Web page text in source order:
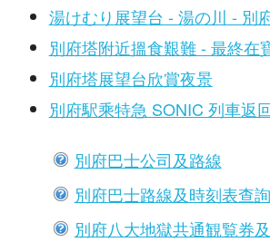
湯けむり展望台 - 湯の川 - 別
別府塔附近搵食艱難 - 最終在
別府塔展望台欣賞夜景
別府駅乘特急 SONIC 列車返
別府巴士公司及路線
別府巴士路線及時刻表查詢
別府八大地獄共通観覧券